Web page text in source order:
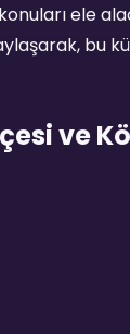
ele
bu
ve